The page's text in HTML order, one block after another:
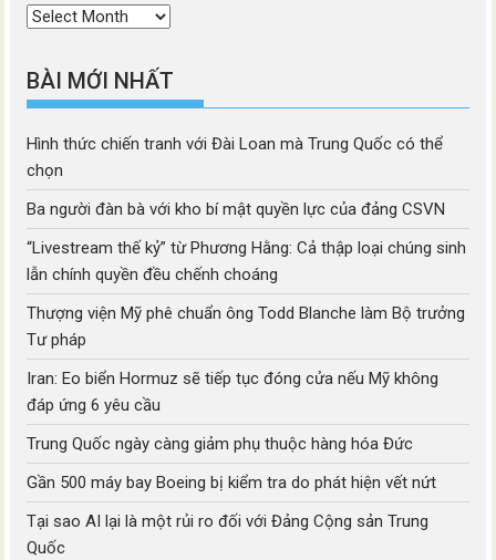
Thời
BÀI MỚI NHẤT
Hình thức chiến tranh với Đài Loan mà Trung Quốc có thể
chọn
Ba người đàn bà với kho bí mật quyền lực của đảng CSVN
“Livestream thế kỷ” từ Phương Hằng: Cả thập loại chúng sinh
lẫn chính quyền đều chếnh choáng
Thượng viện Mỹ phê chuẩn ông Todd Blanche làm Bộ trưởng
Tư pháp
Iran: Eo biển Hormuz sẽ tiếp tục đóng cửa nếu Mỹ không
đáp ứng 6 yêu cầu
Trung Quốc ngày càng giảm phụ thuộc hàng hóa Đức
Gần 500 máy bay Boeing bị kiểm tra do phát hiện vết nứt
Tại sao AI lại là một rủi ro đối với Đảng Cộng sản Trung
Quốc